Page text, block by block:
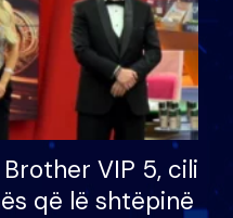
VIP 5, cili
që lë shtëpinë